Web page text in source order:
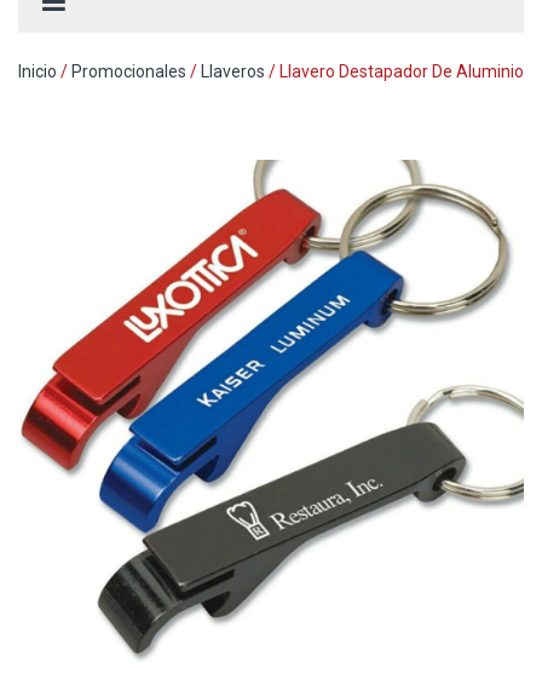
Inicio /Promocionales /Llaveros / Llavero Destapador De Aluminio